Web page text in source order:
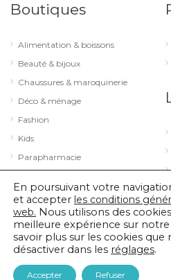
Boutiques
Alimentation & boissons
Beauté & bijoux
Chaussures & maroquinerie
Déco & ménage
Fashion
Kids
Parapharmacie
Sport & loisirs
Technologie & optique
© 2026 City Concorde |Mentions
En poursuivant votre
et accepter les conditions
web. Nous utilisons des
meilleure expérience sur notre
savoir plus sur les cookies que
désactiver dans les réglages.
Accepter Refuser